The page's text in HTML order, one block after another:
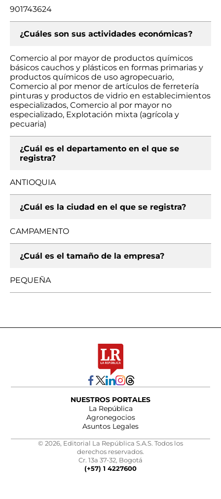
901743624
¿Cuáles son sus actividades económicas?
Comercio al por mayor de productos químicos
básicos cauchos y plásticos en formas primarias y
productos químicos de uso agropecuario,
Comercio al por menor de artículos de ferretería
pinturas y productos de vidrio en establecimientos
especializados, Comercio al por mayor no
especializado, Explotación mixta (agrícola y
pecuaria)
¿Cuál es el departamento en el que se
registra?
ANTIOQUIA
¿Cuál es la ciudad en el que se registra?
CAMPAMENTO
¿Cuál es el tamaño de la empresa?
PEQUEÑA
NUESTROS PORTALES
La República
Agronegocios
Asuntos Legales
© 2026, Editorial La República S.A.S. Todos los
derechos reservados.
Cr. 13a 37-32, Bogotá
(+57) 1 4227600